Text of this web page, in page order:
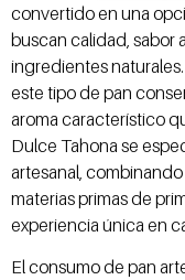
convertido en una
buscan calidad, sabor
ingredientes
este tipo de pan
aroma característico
Dulce Tahona se
artesanal,
materias primas de
experiencia única en
El consumo de pan